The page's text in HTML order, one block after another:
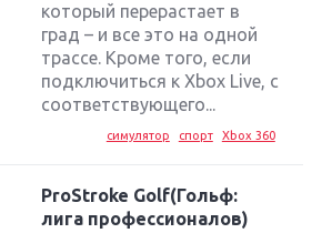
который перерастает в
град – и все это на одной
трассе. Кроме того, если
подключиться к Xbox Live, с
соответствующего...
симулятор спорт Xbox 360
ProStroke Golf(Гольф:
лига профессионалов)